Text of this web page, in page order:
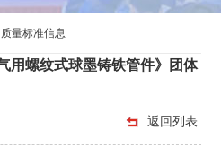
质量标准信息
用螺纹式球墨铸铁管件》团体
返回列表